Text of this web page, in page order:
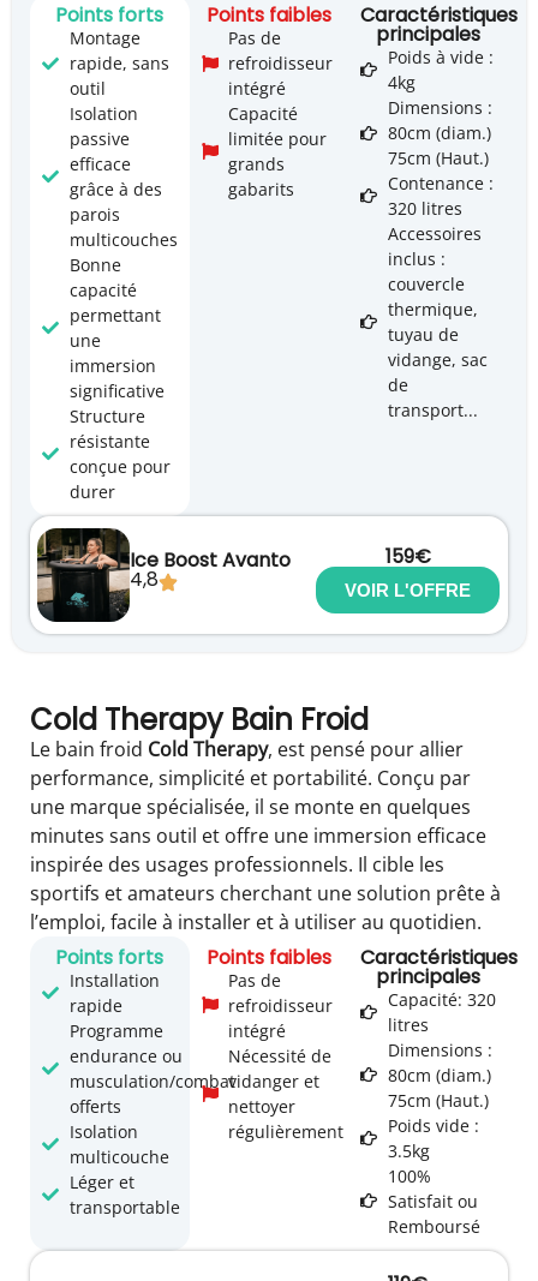
Points forts
Montage
rapide, sans
outil
Isolation
passive
efficace
grâce à des
parois
multicouches
Bonne
capacité
permettant
une
immersion
significative
Structure
résistante
conçue pour
durer
Points faibles
Pas de
refroidisseur
intégré
Capacité
limitée pour
grands
gabarits
Caractéristiques
principales
Poids à vide :
4kg
Dimensions :
80cm (diam.)
75cm (Haut.)
Contenance :
320 litres
Accessoires
inclus :
couvercle
thermique,
tuyau de
vidange, sac
de
transport...
Ice Boost Avanto
4,8
159€
VOIR L'OFFRE
Cold Therapy Bain Froid
Le bain froid Cold Therapy, est pensé pour allier
performance, simplicité et portabilité. Conçu par
une marque spécialisée, il se monte en quelques
minutes sans outil et offre une immersion efficace
inspirée des usages professionnels. Il cible les
sportifs et amateurs cherchant une solution prête à
l’emploi, facile à installer et à utiliser au quotidien.
Points forts
Installation
rapide
Programme
endurance ou
musculation/combat
offerts
Isolation
multicouche
Léger et
transportable
Points faibles
Pas de
refroidisseur
intégré
Nécessité de
vidanger et
nettoyer
régulièrement
Caractéristiques
principales
Capacité: 320
litres
Dimensions :
80cm (diam.)
75cm (Haut.)
Poids vide :
3.5kg
100%
Satisfait ou
Remboursé